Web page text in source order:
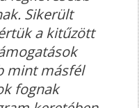
Sikerült
a kitűzött
mint másfél
fognak